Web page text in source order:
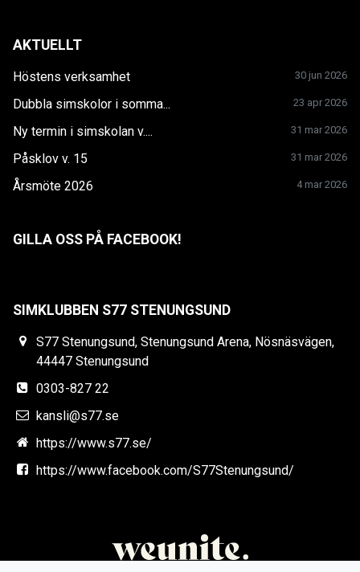
AKTUELLT
Höstens verksamhet 30 jun 2026
Dubbla simskolor i somma... 23 apr 2026
Ny termin i simskolan v.... 31 mar 2026
Påsklov v. 15 31 mar 2026
Årsmöte 2026 4 mar 2026
GILLA OSS PÅ FACEBOOK!
SIMKLUBBEN S77 STENUNGSUND
S77 Stenungsund, Stenungsund Arena, Nösnäsvägen,
44447 Stenungsund
0303-827 22
kansli@s77.se
https://www.s77.se/
https://www.facebook.com/S77Stenungsund/